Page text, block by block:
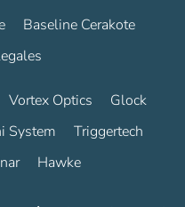
Baseline Cerakote
Vortex Optics
Glock
System
Triggertech
Hawke